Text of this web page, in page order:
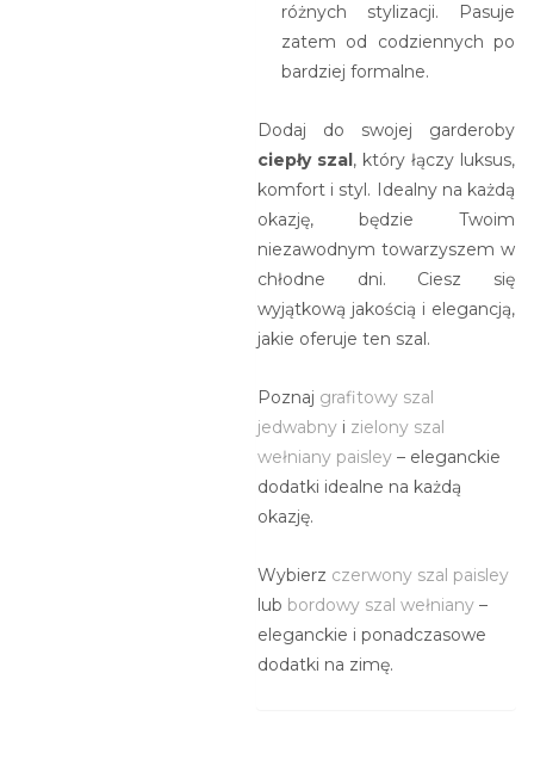
różnych stylizacji. Pasuje
zatem od codziennych po
bardziej formalne.
Dodaj do swojej garderoby
ciepły szal, który łączy luksus,
komfort i styl. Idealny na każdą
okazję, będzie Twoim
niezawodnym towarzyszem w
chłodne dni. Ciesz się
wyjątkową jakością i elegancją,
jakie oferuje ten szal.
Poznaj grafitowy szal
jedwabny i zielony szal
wełniany paisley – eleganckie
dodatki idealne na każdą
okazję.
Wybierz czerwony szal paisley
lub bordowy szal wełniany –
eleganckie i ponadczasowe
dodatki na zimę.